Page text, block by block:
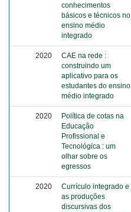
conhecimentos
básicos e técnicos no
ensino médio
integrado
2020
CAE na rede :
construindo um
aplicativo para os
estudantes do ensino
médio integrado
2020
Política de cotas na
Educação
Profissional e
Tecnológica : um
olhar sobre os
egressos
2020
Currículo integrado e
as produções
discursivas dos